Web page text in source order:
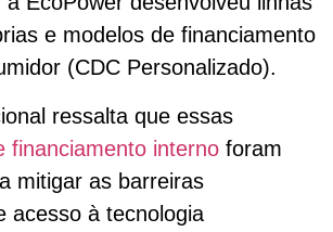
e modelos de financiamento
(CDC Personalizado).
ressalta que essas
financiamento interno foram
mitigar as barreiras
acesso à tecnologia